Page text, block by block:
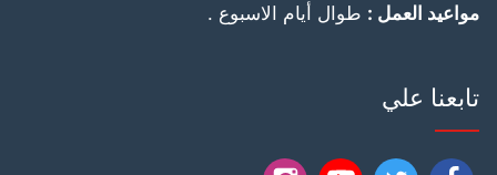
مواعيد العمل : طوال أيام الاسبوع .
تابعنا علي